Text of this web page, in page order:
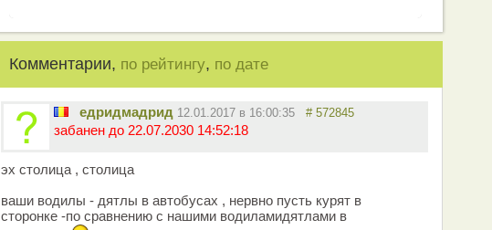
Комментарии, по рейтингу, по дате
едридмадрид 12.01.2017 в 16:00:35 # 572845
забанен до 22.07.2030 14:52:18
эх столица , столица
ваши водилы - дятлы в автобусах , нервно пусть курят в
сторонке -по сравнению с нашими водиламидятлами в